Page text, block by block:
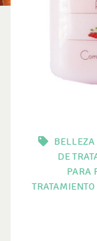
BELLEZA
DE
PARA
TRATAMIENTO